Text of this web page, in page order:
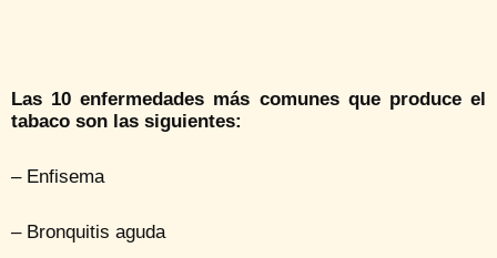
Las 10 enfermedades más comunes que produce el
tabaco son las siguientes:
– Enfisema
– Bronquitis aguda